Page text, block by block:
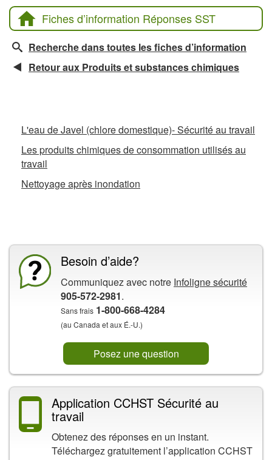
Fiches d’information Réponses SST
Recherche dans toutes les fiches d’information
Retour aux Produits et substances chimiques
L'eau de Javel (chlore domestique)- Sécurité au travail
Les produits chimiques de consommation utilisés au
travail
Nettoyage après inondation
Besoin d’aide?
Communiquez avec notre Infoligne sécurité
905-572-2981.
Sans frais 1-800-668-4284
(au Canada et aux É.-U.)
Posez une question
Application CCHST Sécurité au
travail
Obtenez des réponses en un instant.
Téléchargez gratuitement l’application CCHST